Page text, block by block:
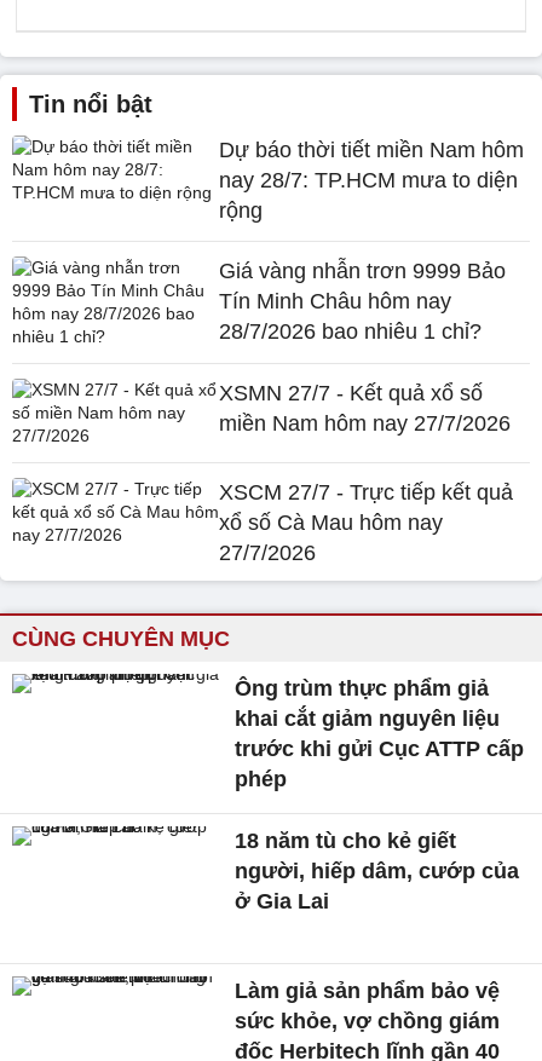
Tin nổi bật
Dự báo thời tiết miền Nam hôm
nay 28/7: TP.HCM mưa to diện
rộng
Giá vàng nhẫn trơn 9999 Bảo
Tín Minh Châu hôm nay
28/7/2026 bao nhiêu 1 chỉ?
XSMN 27/7 - Kết quả xổ số
miền Nam hôm nay 27/7/2026
XSCM 27/7 - Trực tiếp kết quả
xổ số Cà Mau hôm nay
27/7/2026
CÙNG CHUYÊN MỤC
Ông trùm thực phẩm giả
khai cắt giảm nguyên liệu
trước khi gửi Cục ATTP cấp
phép
18 năm tù cho kẻ giết
người, hiếp dâm, cướp của
ở Gia Lai
Làm giả sản phẩm bảo vệ
sức khỏe, vợ chồng giám
đốc Herbitech lĩnh gần 40